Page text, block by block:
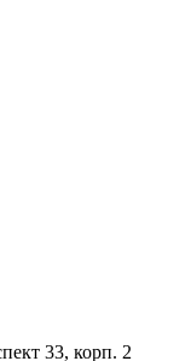
33, корп. 2